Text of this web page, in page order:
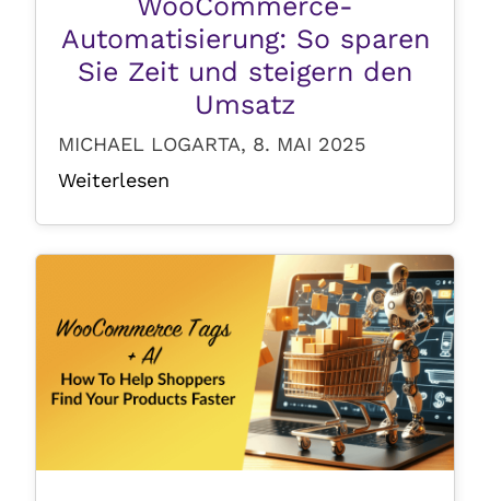
Automatisierung: So sparen
Sie Zeit und steigern den
Umsatz
MICHAEL LOGARTA, 8. MAI 2025
Weiterlesen